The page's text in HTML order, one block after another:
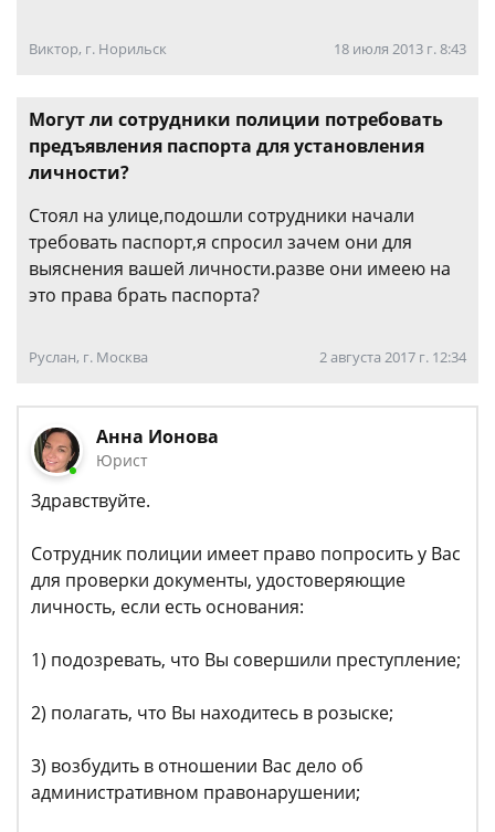
Виктор, г. Норильск 18 июля 2013 г. 8:43
Могут ли сотрудники полиции потребовать
предъявления паспорта для установления
личности?
Стоял на улице,подошли сотрудники начали
требовать паспорт,я спросил зачем они для
выяснения вашей личности.разве они имеею на
это права брать паспорта?
Руслан, г. Москва 2 августа 2017 г. 12:34
Анна Ионова
Юрист
Здравствуйте.
Сотрудник полиции имеет право попросить у Вас
для проверки документы, удостоверяющие
личность, если есть основания:
1) подозревать, что Вы совершили преступление;
2) полагать, что Вы находитесь в розыске;
3) возбудить в отношении Вас дело об
административном правонарушении;